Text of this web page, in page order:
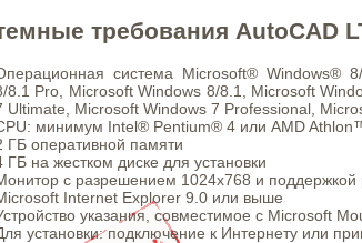
требования AutoCAD
система Microsoft® Windows®
8.1 Pro, Microsoft Windows 8/8.1, Microsoft
Ultimate, Microsoft Windows 7 Professional,
минимум Intel® Pentium® 4 или AMD
ГБ оперативной памяти
ГБ на жестком диске для установки
с разрешением 1024x768 и
Internet Explorer 9.0 или выше
указания, совместимое с Microsoft
установки: подключение к Интернету или